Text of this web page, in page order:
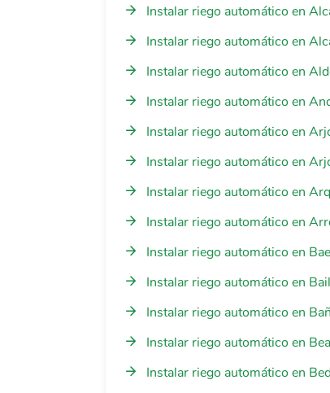
Instalar riego automático en
Instalar riego automático en
Instalar riego automático en
Instalar riego automático en
Instalar riego automático en
Instalar riego automático en
Instalar riego automático en
Instalar riego automático en
Instalar riego automático en
Instalar riego automático en
Instalar riego automático en
Instalar riego automático en
Instalar riego automático en